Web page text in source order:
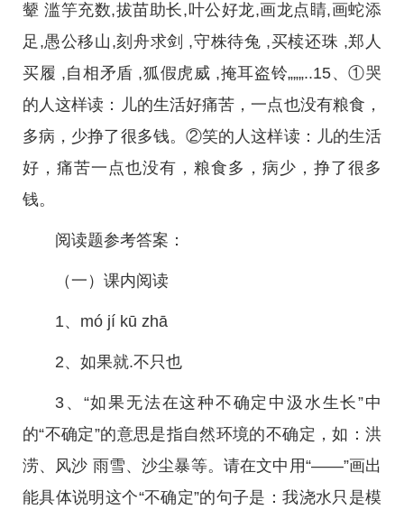
颦 滥竽充数,拔苗助长,叶公好龙,画龙点睛,画蛇添
足,愚公移山,刻舟求剑 ,守株待兔 ,买椟还珠 ,郑人
买履 ,自相矛盾 ,狐假虎威 ,掩耳盗铃„„„..15、①哭
的人这样读：儿的生活好痛苦，一点也没有粮食，
多病，少挣了很多钱。②笑的人这样读：儿的生活
好，痛苦一点也没有，粮食多，病少，挣了很多
钱。
阅读题参考答案：
（一）课内阅读
1、mó jí kū zhā
2、如果就.不只也
3、“如果无法在这种不确定中汲水生长”中
的“不确定”的意思是指自然环境的不确定，如：洪
涝、风沙 雨雪、沙尘暴等。请在文中用“——”画出
能具体说明这个“不确定”的句子是：我浇水只是模